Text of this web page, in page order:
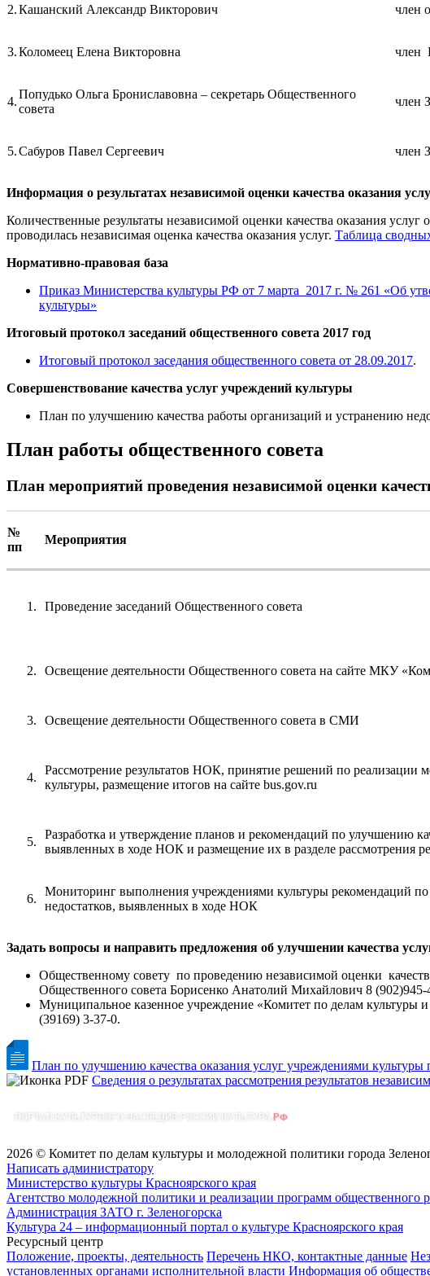
2.Кашанский Александр Викторович член
3.Коломеец Елена Викторовна член
4.
Попудько Ольга Брониславовна – секретарь Общественного
совета
член
5.Сабуров Павел Сергеевич член
Информация о результатах независимой оценки качества оказания
Количественные результаты независимой оценки качества оказания
проводилась независимая оценка качества оказания услуг. Таблица
Нормативно-правовая база
Приказ Министерства культуры РФ от 7 марта 2017 г. № 261 «Об
культуры»
Итоговый протокол заседаний общественного совета 2017 год
Итоговый протокол заседания общественного совета от 28.09.2017.
Совершенствование качества услуг учреждений культуры
План по улучшению качества работы организаций и устранению
План работы общественного совета
План мероприятий проведения независимой оценки
№
пп
Мероприятия
Проведение заседаний Общественного совета
Освещение деятельности Общественного совета на сайте МКУ
Освещение деятельности Общественного совета в СМИ
Рассмотрение результатов НОК, принятие решений по реализации
культуры, размещение итогов на сайте bus.gov.ru
Разработка и утверждение планов и рекомендаций по улучшению
выявленных в ходе НОК и размещение их в разделе рассмотрения
Мониторинг выполнения учреждениями культуры рекомендаций
недостатков, выявленных в ходе НОК
Задать вопросы и направить предложения об улучшении качества
Общественному совету по проведению независимой оценки
Общественного совета Борисенко Анатолий Михайлович 8 (902)945-
Муниципальное казенное учреждение «Комитет по делам культуры
(39169) 3-37-0.
План по улучшению качества оказания услуг учреждениями культуры
Сведения о результатах рассмотрения результатов
2026 © Комитет по делам культуры и молодежной политики города
Написать администратору
Министерство культуры Красноярского края
Агентство молодежной политики и реализации программ общественного
Администрация ЗАТО г. Зеленогорска
Культура 24 – информационный портал о культуре Красноярского края
Ресурсный центр
Положение, проекты, деятельность Перечень НКО, контактные данные
установленных органами исполнительной власти Информация об